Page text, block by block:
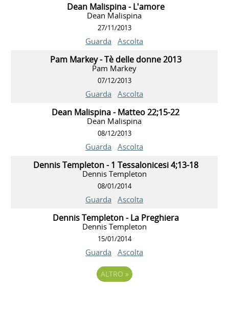
Dean Malispina - L'amore
Dean Malispina
27/11/2013
Guarda Ascolta
Pam Markey - Tè delle donne 2013
Pam Markey
07/12/2013
Guarda Ascolta
Dean Malispina - Matteo 22;15-22
Dean Malispina
08/12/2013
Guarda Ascolta
Dennis Templeton - 1 Tessalonicesi 4;13-18
Dennis Templeton
08/01/2014
Guarda Ascolta
Dennis Templeton - La Preghiera
Dennis Templeton
15/01/2014
Guarda Ascolta
ALTRO »